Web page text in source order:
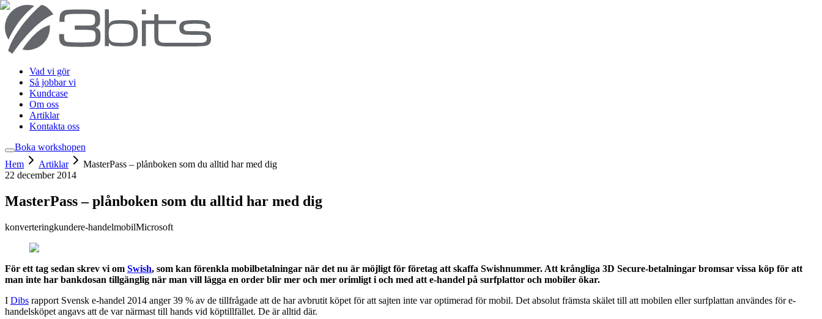
Vad vi gör
Så jobbar vi
Kundcase
Om oss
Artiklar
Kontakta oss
Boka workshopen
Hem
Artiklar
MasterPass – plånboken som du alltid har med dig
22 december 2014
MasterPass – plånboken som du alltid har med dig
konverteringkundere-handelmobilMicrosoft
För ett tag sedan skrev vi om Swish, som kan förenkla mobilbetalningar när det nu är möjligt för företag att skaffa Swishnummer. Att krångliga 3D Secure-betalningar bromsar vissa köp för att
man inte har bankdosan tillgänglig när man vill lägga en order blir mer och mer orimligt i och med att e-handel på surfplattor och mobiler ökar.
I Dibs rapport Svensk e-handel 2014 anger 39 % av de tillfrågade att de har avbrutit köpet för att sajten inte var optimerad för mobil. Det absolut främsta skälet till att mobilen eller surfplattan användes för e-
handelsköpet angavs att de var närmast till hands vid köptillfället. De är alltid där.